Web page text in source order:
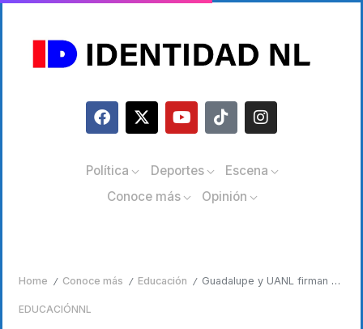
Política Deportes
Escena
Conoce más
Opinión
Home / Conoce más / Educación / Guadalupe y UANL firman convenio para otorgar becas a estudiantes
EDUCACIÓNNL